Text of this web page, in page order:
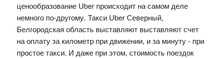
ценообразование Uber происходит на самом деле
немного по-другому. Такси Uber Северный,
Белгородская область выставляют выставляют счет
на оплату за километр при движении, и за минуту - при
простое такси. И даже при этом, стоимость поездок